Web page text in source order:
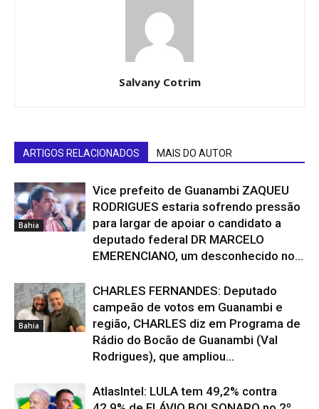
Salvany Cotrim
ARTIGOS RELACIONADOS MAIS DO AUTOR
Bahia
Vice prefeito de Guanambi ZAQUEU
RODRIGUES estaria sofrendo pressão
para largar de apoiar o candidato a
deputado federal DR MARCELO
EMERENCIANO, um desconhecido no...
Bahia
CHARLES FERNANDES: Deputado
campeão de votos em Guanambi e
região, CHARLES diz em Programa de
Rádio do Bocão de Guanambi (Val
Rodrigues), que ampliou...
AtlasIntel: LULA tem 49,2% contra